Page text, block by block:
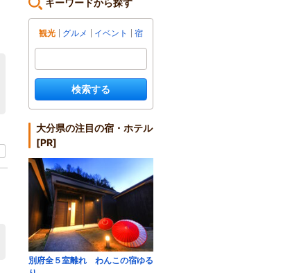
キーワードから探す
観光 グルメ イベント 宿
検索する
大分県の注目の宿・ホテル
[PR]
別府全５室離れ わんこの宿ゆる